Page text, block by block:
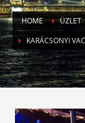
HOME ÜZLET
KARÁCSONYI